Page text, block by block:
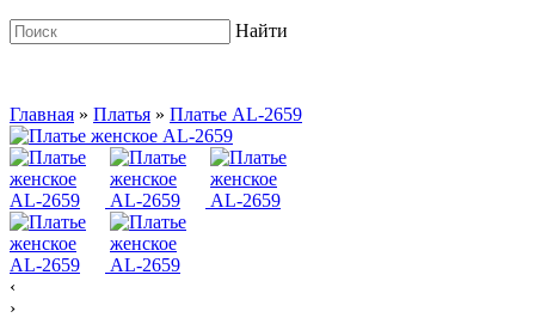
Найти
Главная » Платья » Платье AL-2659
‹
›